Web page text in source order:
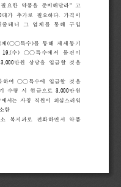
필요한 약품을 준비해달라”
고
대가 추가로 필요하다.
가격이
줄테니 그 업체를 통해
구입
체 (○○특수)를 통해 제세 동기
19.(수) ○○특수에서 물건 이
3,000만원 상당을 입금 할 것을
하여 ○○특수에 입금할 것 을
수령 시 현금으로 3,000만원
서는 사칭 직원이 의심스러 워
함
복지과로 전화하면서
약품